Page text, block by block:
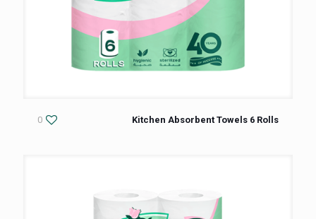
Kitchen Absorbent Towels 6 Rolls
0